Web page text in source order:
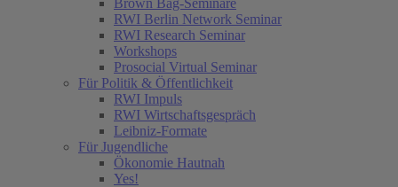
Brown Bag-Seminare
RWI Berlin Network Seminar
RWI Research Seminar
Workshops
Prosocial Virtual Seminar
Für Politik & Öffentlichkeit
RWI Impuls
RWI Wirtschaftsgespräch
Leibniz-Formate
Für Jugendliche
Ökonomie Hautnah
Yes!